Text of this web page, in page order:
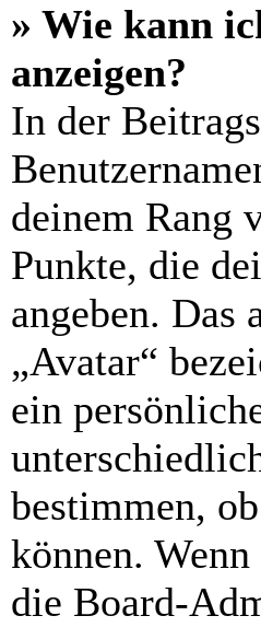
» Wie kann
anzeigen?
In der
deinem Rang
Punkte, die
angeben. Das
„Avatar“
ein
bestimmen,
können.
die Board-